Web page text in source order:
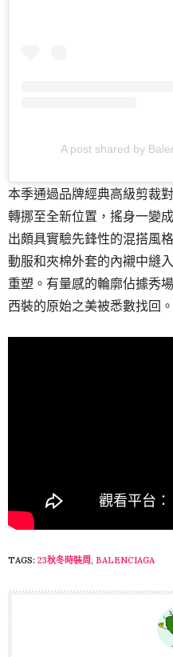
A post shared by
本季通過品牌經典高級剪裁
轉挪至全新位置，搖身一變
出頗具實驗先鋒性的混搭風
動服和夾棉外套的內襯中縫
重塑。有量感的輪廓佔據秀
西裝的原始之美被悉數找回。
TAGS: 23秋冬時裝周 , BALENCIAGA